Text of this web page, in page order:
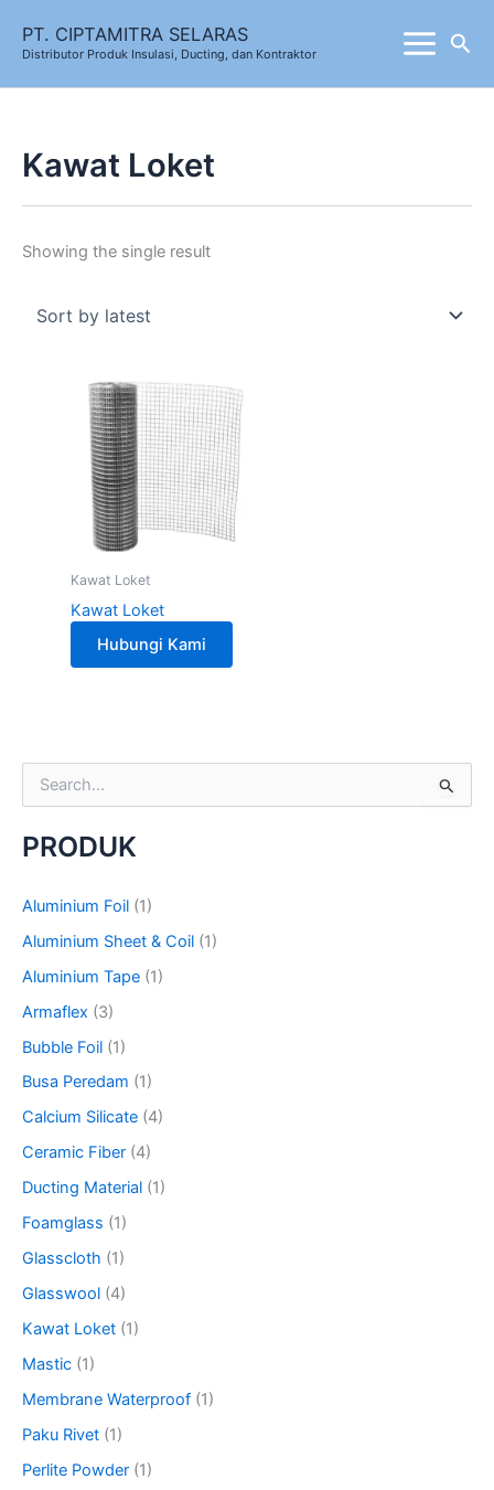
content
PT. CIPTAMITRA SELARAS
Distributor Produk Insulasi, Ducting, dan Kontraktor
Kawat Loket
Showing the single result
Kawat Loket
Kawat Loket
Hubungi Kami
e
f
o
:
PRODUK
Aluminium Foil (1)
Aluminium Sheet & Coil (1)
Aluminium Tape (1)
Armaflex (3)
Bubble Foil (1)
Busa Peredam (1)
Calcium Silicate (4)
Ceramic Fiber (4)
Ducting Material (1)
Foamglass (1)
Glasscloth (1)
Glasswool (4)
Kawat Loket (1)
Mastic (1)
Membrane Waterproof (1)
Paku Rivet (1)
Perlite Powder (1)